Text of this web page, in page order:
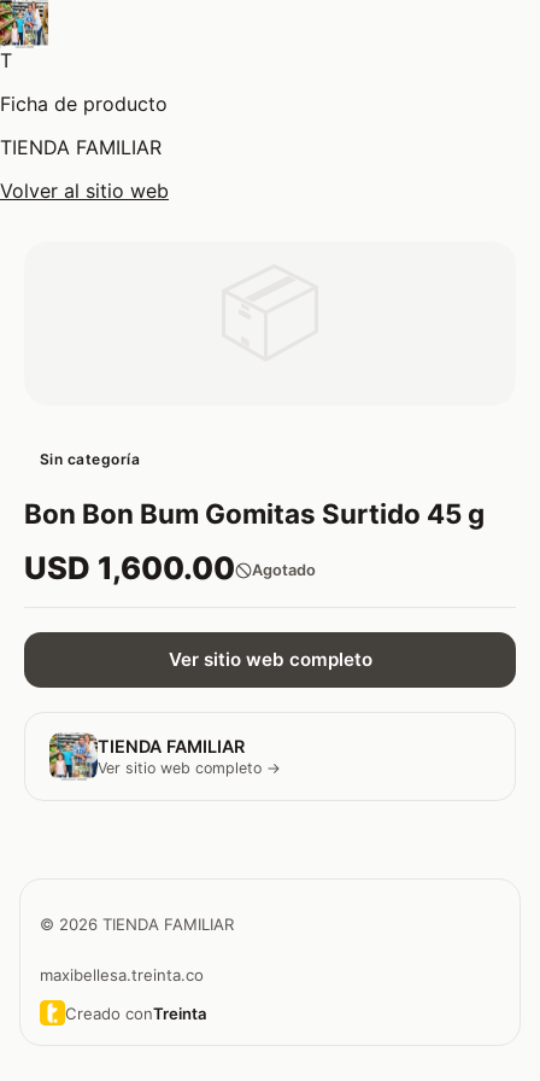
T
Ficha de producto
TIENDA FAMILIAR
Volver al sitio web
Sin categoría
Bon Bon Bum Gomitas Surtido 45 g
USD 1,600.00 Agotado
Ver sitio web completo
TIENDA FAMILIAR
Ver sitio web completo →
© 2026 TIENDA FAMILIAR
maxibellesa.treinta.co
Creado conTreinta